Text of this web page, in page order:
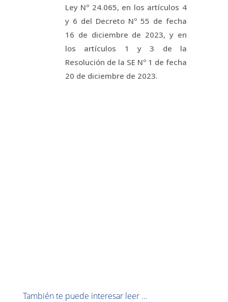
Ley Nº 24.065, en los artículos 4
y 6 del Decreto Nº 55 de fecha
16 de diciembre de 2023, y en
los artículos 1 y 3 de la
Resolución de la SE Nº 1 de fecha
20 de diciembre de 2023.
También te puede interesar leer ...